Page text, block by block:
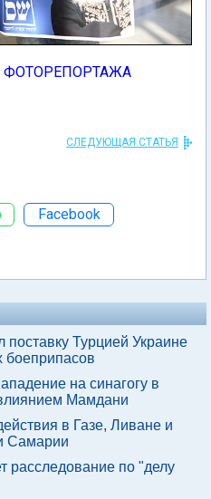
СЛЕДУЮЩАЯ СТАТЬЯ
Facebook
Турцией Украине
боеприпасов
на синагогу в
Мамдани
в Газе, Ливане и
Самарии
по "делу